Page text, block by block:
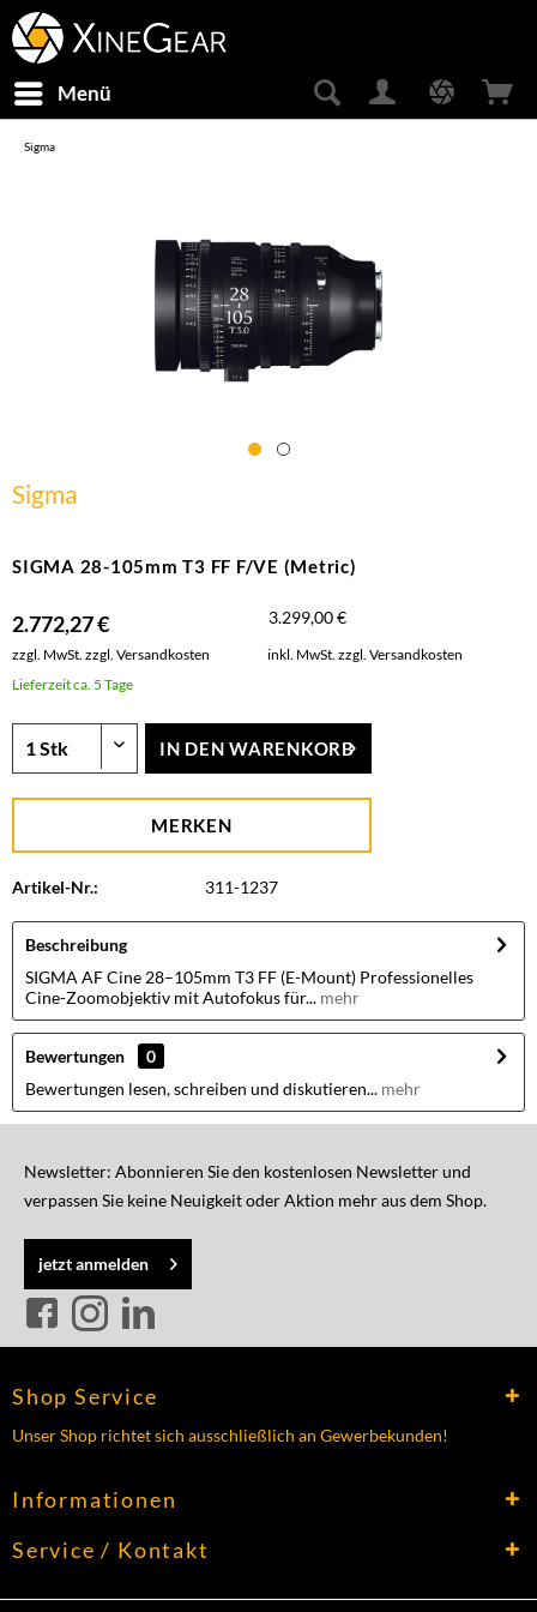
Menü
Sigma
Sigma
SIGMA 28-105mm T3 FF F/VE (Metric)
2.772,27 € 3.299,00 €
zzgl. MwSt. zzgl. Versandkosten inkl. MwSt. zzgl. Versandkosten
Lieferzeit ca. 5 Tage
IN DEN WARENKORB
MERKEN
Artikel-Nr.: 311-1237
Beschreibung
SIGMA AF Cine 28–105mm T3 FF (E-Mount) Professionelles
Cine-Zoomobjektiv mit Autofokus für... mehr
Bewertungen
0
Bewertungen lesen, schreiben und diskutieren... mehr
Newsletter: Abonnieren Sie den kostenlosen Newsletter und
verpassen Sie keine Neuigkeit oder Aktion mehr aus dem Shop.
jetzt anmelden
Shop Service
Unser Shop richtet sich ausschließlich an Gewerbekunden!
Informationen
Service / Kontakt